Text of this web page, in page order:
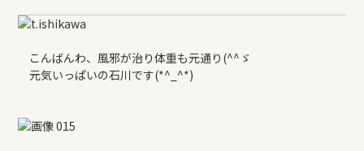
こんばんわ、風邪が治り体重も元通り(^^ゞ
元気いっぱいの石川です(*^_^*)